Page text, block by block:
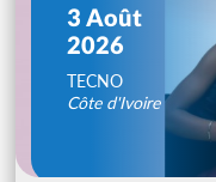
3 Août
2026
TECNO
Côte d'Ivoire